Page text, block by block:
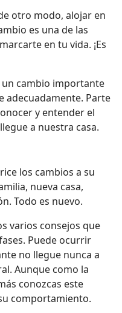
otro modo, alojar en
es una de las
en tu vida. ¡Es
cambio importante
adecuadamente. Parte
y entender el
a nuestra casa.
los cambios a su
nueva casa,
Todo es nuevo.
varios consejos que
Puede ocurrir
no llegue nunca a
Aunque como la
conozcas este
comportamiento.